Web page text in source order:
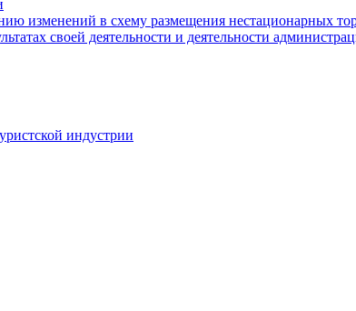
изменений в схему размещения нестационарных
своей деятельности и деятельности
индустрии